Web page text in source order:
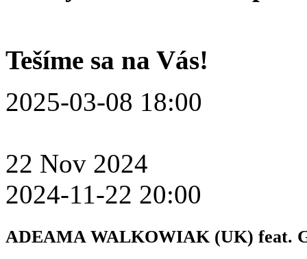
Tešíme sa na Vás!
2025-03-08 18:00
22 Nov 2024
2024-11-22 20:00
ADEAMA WALKOWIAK (UK) feat.